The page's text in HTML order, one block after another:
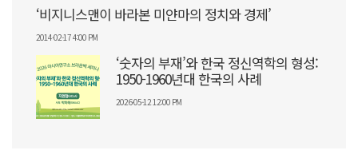
‘비지니스맨이 바라본 미얀마의 정치와 경제’
2014-02-17 4:00 PM
‘숫자의 부재’와 한국 정신역학의 형성:
1950-1960년대 한국의 사례
2026-05-12 12:00 PM